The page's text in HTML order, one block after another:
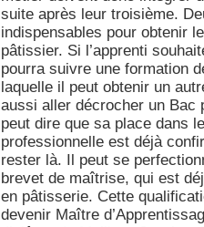
suite après leur troisième.
indispensables pour obtenir
pâtissier. Si l’apprenti
pourra suivre une formation
laquelle il peut obtenir un
aussi aller décrocher un Bac
peut dire que sa place dans
professionnelle est déjà
rester là. Il peut se
brevet de maîtrise, qui est
en pâtisserie. Cette
devenir Maître